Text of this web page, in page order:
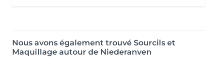
Nous avons également trouvé Sourcils et
Maquillage autour de Niederanven